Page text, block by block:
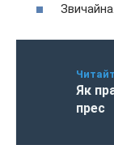
Як
прес